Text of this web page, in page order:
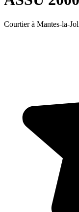
Courtier à Mantes-la-